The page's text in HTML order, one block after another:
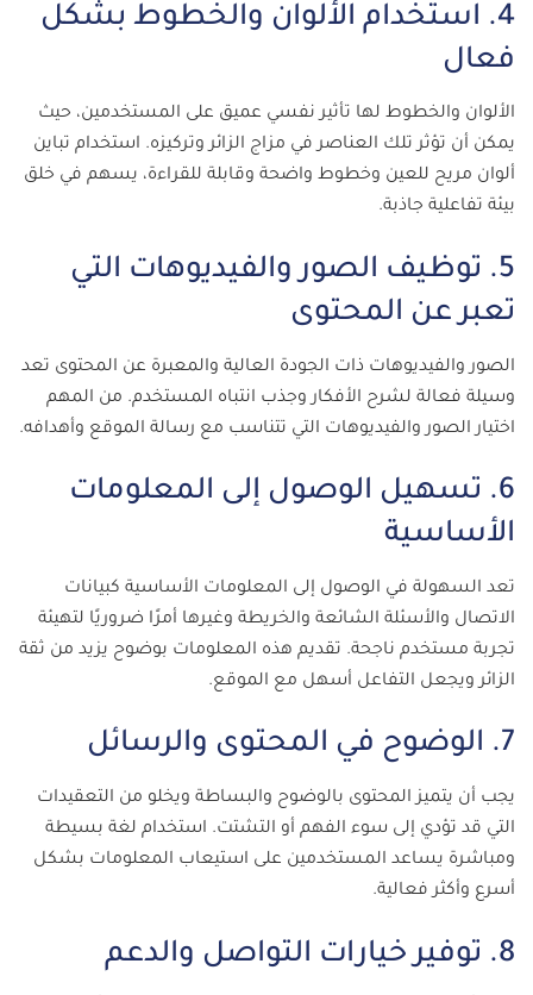
4. استخدام الألوان والخطوط بشكل
فعال
الألوان والخطوط لها تأثير نفسي عميق على المستخدمين، حيث
يمكن أن تؤثر تلك العناصر في مزاج الزائر وتركيزه. استخدام تباين
ألوان مريح للعين وخطوط واضحة وقابلة للقراءة، يسهم في خلق
بيئة تفاعلية جاذبة.
5. توظيف الصور والفيديوهات التي
تعبر عن المحتوى
الصور والفيديوهات ذات الجودة العالية والمعبرة عن المحتوى تعد
وسيلة فعالة لشرح الأفكار وجذب انتباه المستخدم. من المهم
اختيار الصور والفيديوهات التي تتناسب مع رسالة الموقع وأهدافه.
6. تسهيل الوصول إلى المعلومات
الأساسية
تعد السهولة في الوصول إلى المعلومات الأساسية كبيانات
الاتصال والأسئلة الشائعة والخريطة وغيرها أمرًا ضروريًا لتهيئة
تجربة مستخدم ناجحة. تقديم هذه المعلومات بوضوح يزيد من ثقة
الزائر ويجعل التفاعل أسهل مع الموقع.
7. الوضوح في المحتوى والرسائل
يجب أن يتميز المحتوى بالوضوح والبساطة ويخلو من التعقيدات
التي قد تؤدي إلى سوء الفهم أو التشتت. استخدام لغة بسيطة
ومباشرة يساعد المستخدمين على استيعاب المعلومات بشكل
أسرع وأكثر فعالية.
8. توفير خيارات التواصل والدعم